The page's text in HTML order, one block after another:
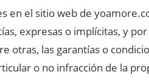
en el sitio web de
expresas o implícitas, y
otras, las garantías o
o no infracción de la